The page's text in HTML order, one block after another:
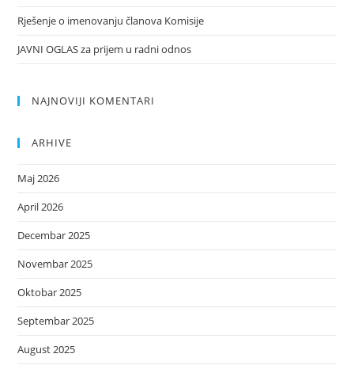
Rješenje o imenovanju članova Komisije
JAVNI OGLAS za prijem u radni odnos
NAJNOVIJI KOMENTARI
ARHIVE
Maj 2026
April 2026
Decembar 2025
Novembar 2025
Oktobar 2025
Septembar 2025
August 2025